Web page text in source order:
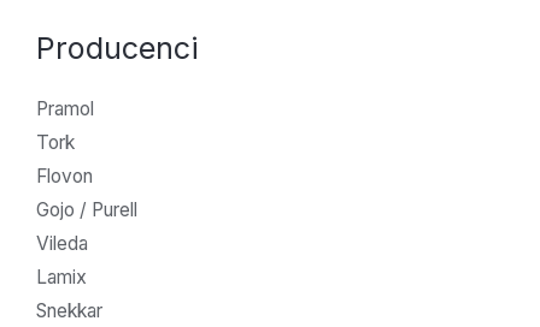
Producenci
Pramol
Tork
Flovon
Gojo / Purell
Vileda
Lamix
Snekkar